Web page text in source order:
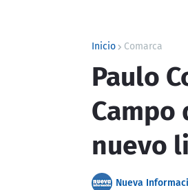
Inicio Comarca
Paulo
Campo
nuevo
Nueva